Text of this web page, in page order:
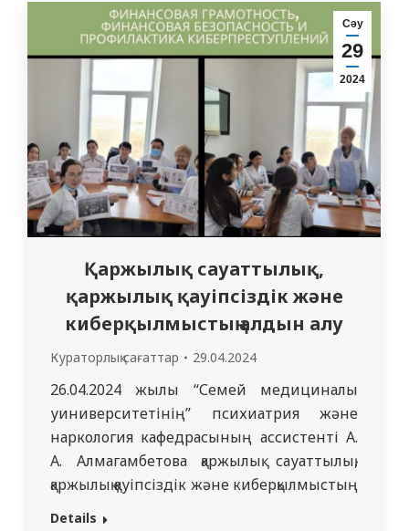
Сәу
29
2024
Қаржылық сауаттылық,
қаржылық қауіпсіздік және
киберқылмыстың алдын алу
Кураторлық сағаттар 29.04.2024
26.04.2024 жылы “Семей медициналық
уиниверситетінің” психиатрия және
наркология кафедрасының ассистенті А.
А. Алмагамбетова қаржылық сауаттылық,
қаржылық қауіпсіздік және киберқылмыстың
алдын алу мәселелеріне арналған
Details